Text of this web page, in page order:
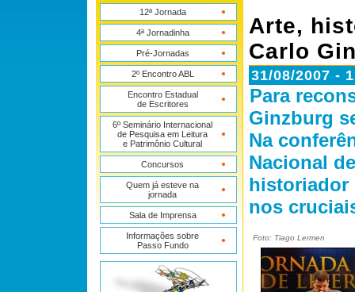
12ª Jornada
4ª Jornadinha
Pré-Jornadas
2º Encontro ABL
Encontro Estadual
de Escritores
6º Seminário Internacional
de Pesquisa em Leitura
e Patrimônio Cultural
Concursos
Quem já esteve na
jornada
Sala de Imprensa
Informações sobre
Passo Fundo
Arte,
Carlo
31/08/2007 -
Para
Ginzburg
Na
Nacional
historiador
nos
Foto: Tiago Lermen